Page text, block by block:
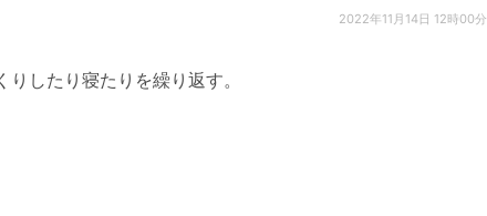
2022年11月14日 12時00分
したり寝たりを繰り返す。